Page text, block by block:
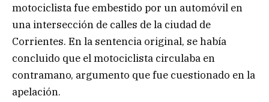
motociclista fue embestido por un automóvil en
una intersección de calles de la ciudad de
Corrientes. En la sentencia original, se había
concluido que el motociclista circulaba en
contramano, argumento que fue cuestionado en la
apelación.